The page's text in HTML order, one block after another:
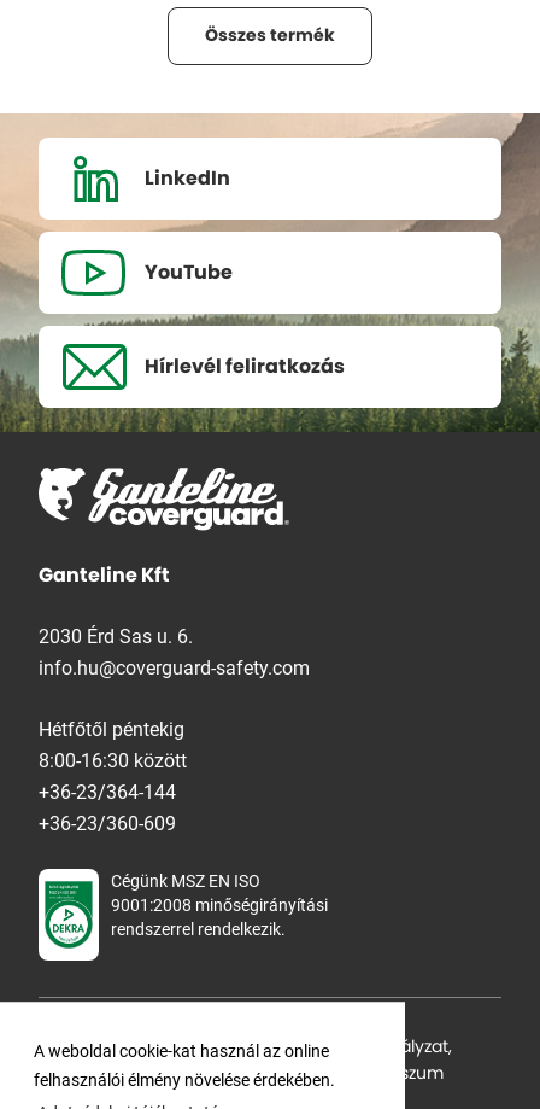
A weboldal cookie-kat használ az online
felhasználói élmény növelése érdekében.
Összes termék
LinkedIn
YouTube
Hírlevél feliratkozás
Ganteline Kft
2030 Érd Sas u. 6.
info.hu@coverguard-safety.com
Hétfőtől péntekig
8:00-16:30 között
+36-23/364-144
+36-23/360-609
Cégünk MSZ EN ISO
9001:2008 minőségirányítási
rendszerrel rendelkezik.
Adatvédelmi tájékoztató,Cookie Szabályzat,
Felhasználási feltételek,ÁSZF Impresszum